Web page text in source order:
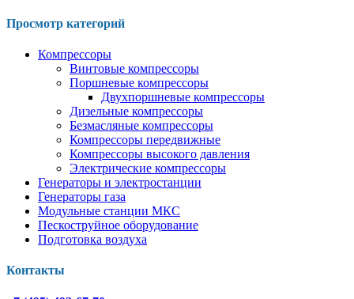
Просмотр категорий
Компрессоры
Винтовые компрессоры
Поршневые компрессоры
Двухпоршневые компрессоры
Дизельные компрессоры
Безмасляные компрессоры
Компрессоры передвижные
Компрессоры высокого давления
Электрические компрессоры
Генераторы и электростанции
Генераторы газа
Модульные станции МКС
Пескоструйное оборудование
Подготовка воздуха
Контакты